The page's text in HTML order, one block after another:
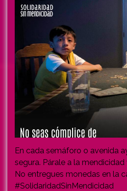
En cada semáforo o avenida
segura. Párale a la
No entregues monedas en la
#SolidaridadSinMendicidad